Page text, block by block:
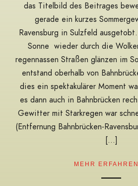
das Titelbild des Beitrages
gerade ein kurzes
Ravensburg in Sulzfeld
Sonne wieder durch die
regennassen Straßen glänzen im
entstand oberhalb von
dies ein spektakulärer Moment
es dann auch in Bahnbrücken
Gewitter mit Starkregen war
(Entfernung Bahnbrücken-
[…]
MEHR